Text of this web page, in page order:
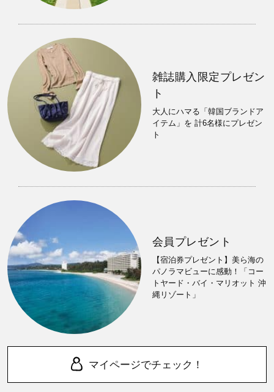
雑誌購入限定プレゼン
ト
大人にハマる「韓国ブランドア
イテム」を 計6名様にプレゼン
ト
会員プレゼント
【宿泊券プレゼント】美ら海の
パノラマビューに感動！「コー
トヤード・バイ・マリオット 沖
縄リゾート」
マイページでチェック！